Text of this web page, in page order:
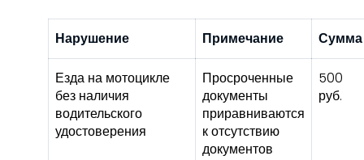
Нарушение Примечание Сумма
Езда на мотоцикле
без наличия
водительского
удостоверения
Просроченные
документы
приравниваются
к отсутствию
документов
500
руб.